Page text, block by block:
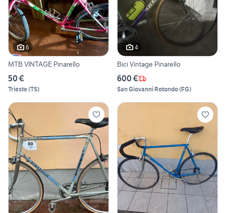
6
MTB VINTAGE Pinarello
50 €
Trieste(TS)
4
Bici Vintage Pinarello
600 €
San Giovanni Rotondo(FG)